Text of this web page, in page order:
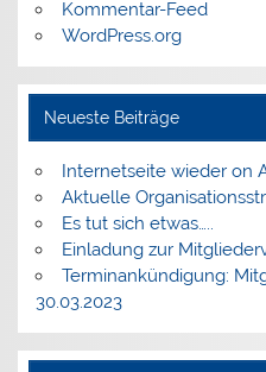
Kommentar-Feed
WordPress.org
Neueste Beiträge
Internetseite wieder on
Aktuelle
Es tut sich etwas…..
Einladung zur
Terminankündigung:
30.03.2023